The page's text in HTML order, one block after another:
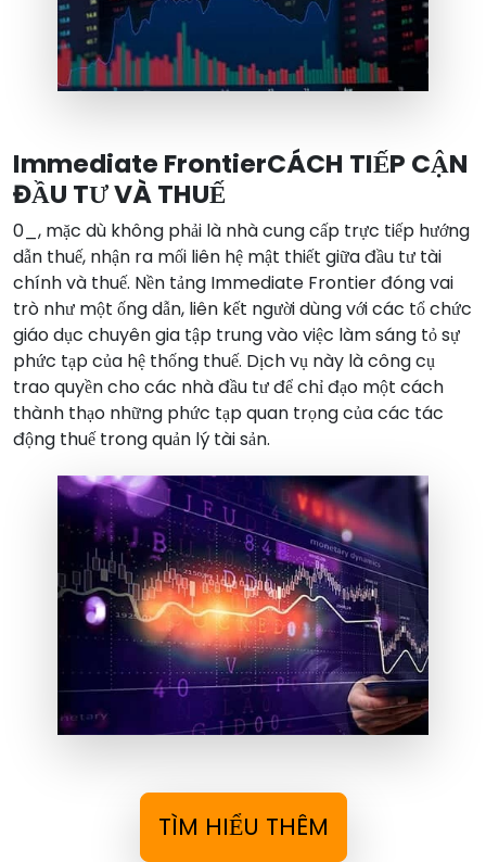
Immediate FrontierCÁCH TIẾP CẬN
ĐẦU TƯ VÀ THUẾ
0_, mặc dù không phải là nhà cung cấp trực tiếp hướng
dẫn thuế, nhận ra mối liên hệ mật thiết giữa đầu tư tài
chính và thuế. Nền tảng Immediate Frontier đóng vai
trò như một ống dẫn, liên kết người dùng với các tổ chức
giáo dục chuyên gia tập trung vào việc làm sáng tỏ sự
phức tạp của hệ thống thuế. Dịch vụ này là công cụ
trao quyền cho các nhà đầu tư để chỉ đạo một cách
thành thạo những phức tạp quan trọng của các tác
động thuế trong quản lý tài sản.
TÌM HIỂU THÊM